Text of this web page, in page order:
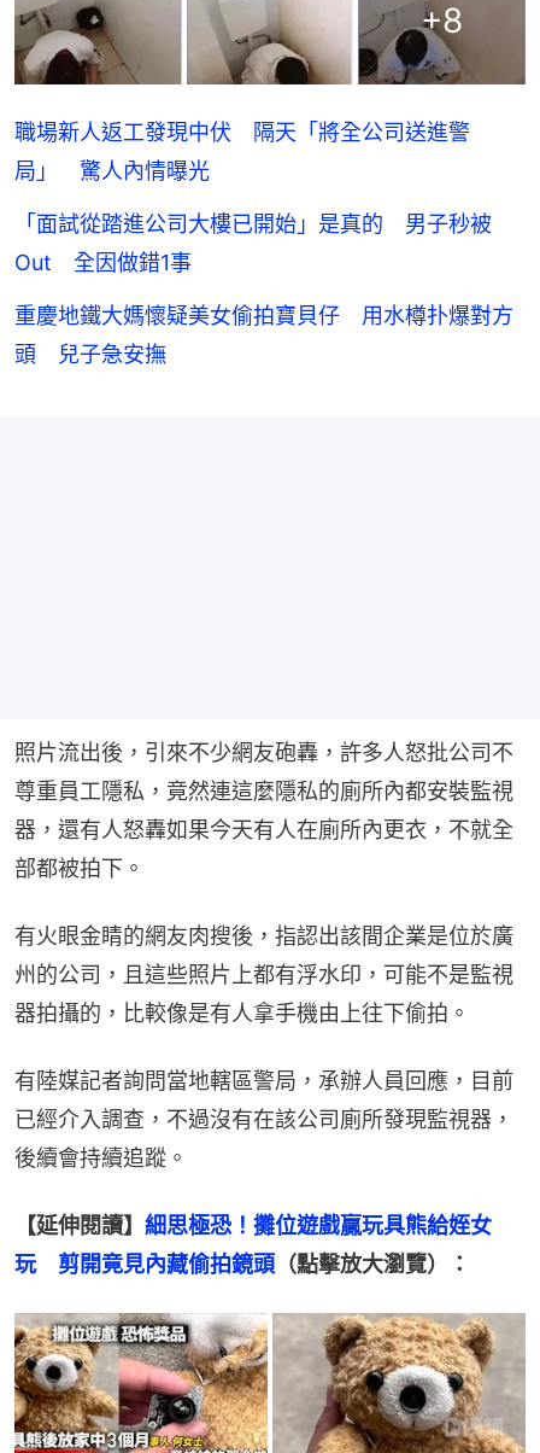
+8
職場新人返工發現中伏 隔天「將全公司送進警
局」 驚人內情曝光
「面試從踏進公司大樓已開始」是真的 男子秒被
Out 全因做錯1事
重慶地鐵大媽懷疑美女偷拍寶貝仔 用水樽扑爆對方
頭 兒子急安撫
照片流出後，引來不少網友砲轟，許多人怒批公司不
尊重員工隱私，竟然連這麼隱私的廁所內都安裝監視
器，還有人怒轟如果今天有人在廁所內更衣，不就全
部都被拍下。
有火眼金睛的網友肉搜後，指認出該間企業是位於廣
州的公司，且這些照片上都有浮水印，可能不是監視
器拍攝的，比較像是有人拿手機由上往下偷拍。
有陸媒記者詢問當地轄區警局，承辦人員回應，目前
已經介入調查，不過沒有在該公司廁所發現監視器，
後續會持續追蹤。
【延伸閱讀】 細思極恐！攤位遊戲贏玩具熊給姪女
玩　剪開竟見內藏偷拍鏡頭 （點擊放大瀏覽）：